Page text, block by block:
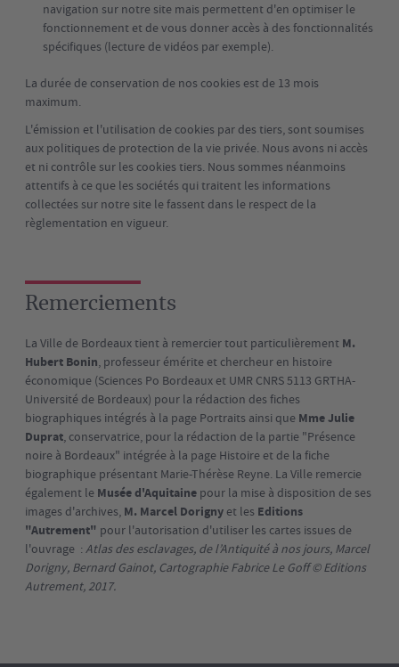
navigation sur notre site mais permettent d'en optimiser le
fonctionnement et de vous donner accès à des fonctionnalités
spécifiques (lecture de vidéos par exemple).
La durée de conservation de nos cookies est de 13 mois
maximum.
L'émission et l'utilisation de cookies par des tiers, sont soumises
aux politiques de protection de la vie privée. Nous avons ni accès
et ni contrôle sur les cookies tiers. Nous sommes néanmoins
attentifs à ce que les sociétés qui traitent les informations
collectées sur notre site le fassent dans le respect de la
règlementation en vigueur.
Remerciements
La Ville de Bordeaux tient à remercier tout particulièrement M.
Hubert Bonin, professeur émérite et chercheur en histoire
économique (Sciences Po Bordeaux et UMR CNRS 5113 GRTHA-
Université de Bordeaux) pour la rédaction des fiches
biographiques intégrés à la page Portraits ainsi que Mme Julie
Duprat, conservatrice, pour la rédaction de la partie "Présence
noire à Bordeaux" intégrée à la page Histoire et de la fiche
biographique présentant Marie-Thérèse Reyne. La Ville remercie
également le Musée d'Aquitaine pour la mise à disposition de ses
images d'archives, M. Marcel Dorigny et les Editions
"Autrement" pour l'autorisation d'utiliser les cartes issues de
l'ouvrage : Atlas des esclavages, de l’Antiquité à nos jours, Marcel
Dorigny, Bernard Gainot, Cartographie Fabrice Le Goff © Editions
Autrement, 2017.